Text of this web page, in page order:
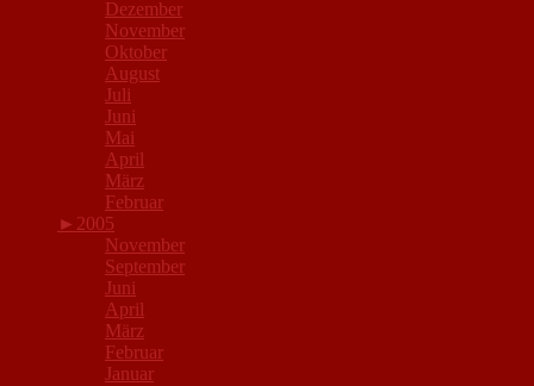
Dezember
November
Oktober
August
Juli
Juni
Mai
April
März
Februar
► 2005
November
September
Juni
April
März
Februar
Januar